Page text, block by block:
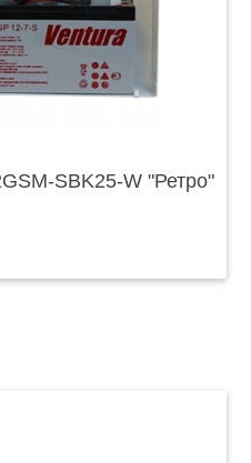
SBK25-W "Ретро"